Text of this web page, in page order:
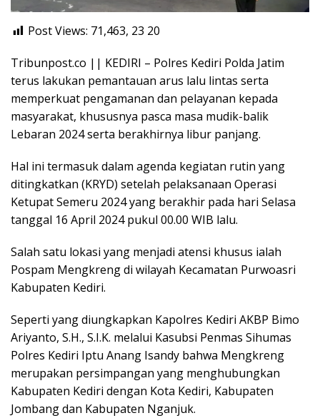
Post Views: 71,463, 23 20
Tribunpost.co || KEDIRI – Polres Kediri Polda Jatim
terus lakukan pemantauan arus lalu lintas serta
memperkuat pengamanan dan pelayanan kepada
masyarakat, khususnya pasca masa mudik-balik
Lebaran 2024 serta berakhirnya libur panjang.
Hal ini termasuk dalam agenda kegiatan rutin yang
ditingkatkan (KRYD) setelah pelaksanaan Operasi
Ketupat Semeru 2024 yang berakhir pada hari Selasa
tanggal 16 April 2024 pukul 00.00 WIB lalu.
Salah satu lokasi yang menjadi atensi khusus ialah
Pospam Mengkreng di wilayah Kecamatan Purwoasri
Kabupaten Kediri.
Seperti yang diungkapkan Kapolres Kediri AKBP Bimo
Ariyanto, S.H., S.I.K. melalui Kasubsi Penmas Sihumas
Polres Kediri Iptu Anang Isandy bahwa Mengkreng
merupakan persimpangan yang menghubungkan
Kabupaten Kediri dengan Kota Kediri, Kabupaten
Jombang dan Kabupaten Nganjuk.